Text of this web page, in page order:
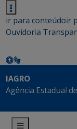
ir para conteúdoir
Ouvidoria
IAGRO
Agência Estadual